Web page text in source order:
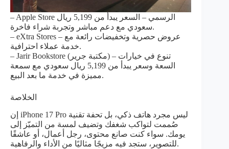
– Apple Store الرسمي – السعر يبدأ من 5,199 ريال
سعودي مع دعم مباشر وتجربة شراء فاخرة.
– eXtra Stores – عروض حصرية وتخفيضات رائعة مع
خدمة عملاء احترافية.
– Jarir Bookstore (مكتبة جرير) – تنوع في خيارات
السعة وسعر يبدأ من 5,199 ريال سعودي مع سمعة
مميزة في خدمة ما بعد البيع.
الخلاصة
إن iPhone 17 Pro ليس مجرد هاتف ذكي، بل تحفة تقنية
صُممت لتواكب شغفك وتضيف لمسة من التميّز إلى
يومك. سواء كنت صانع محتوى، رجل أعمال، أو عاشقًا
للتصوير، ستجد فيه مزيجًا مثاليًا من الأداء والرفاهية.